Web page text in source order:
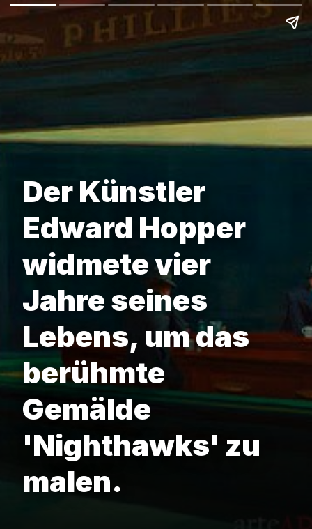
Der Künstler
Edward Hopper
widmete vier
Jahre seines
Lebens, um das
berühmte
Gemälde
'Nighthawks' zu
malen.